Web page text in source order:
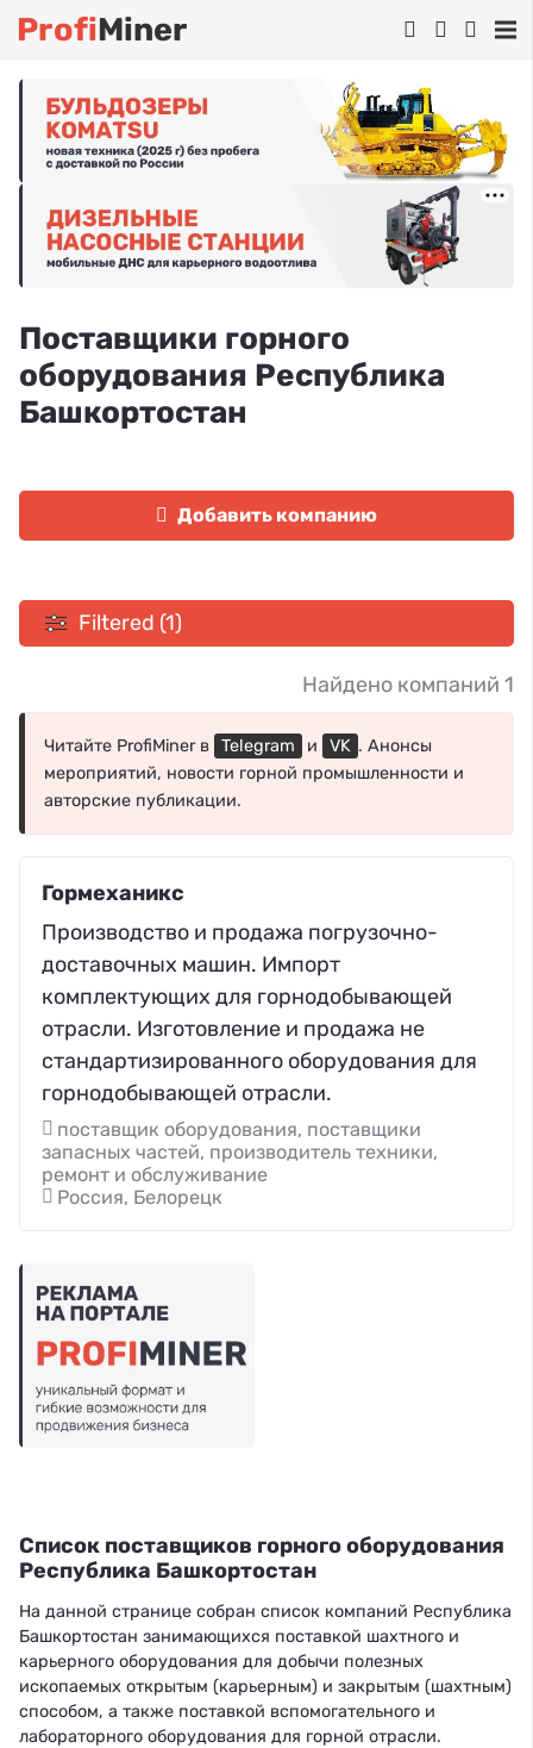
ProfiMiner
Поставщики горного
оборудования Республика
Башкортостан
Добавить компанию
Filtered (1)
Найдено компаний 1
Читайте ProfiMiner в Telegram и VK . Анонсы
мероприятий, новости горной промышленности и
авторские публикации.
Гормеханикс
Производство и продажа погрузочно-
доставочных машин. Импорт
комплектующих для горнодобывающей
отрасли. Изготовление и продажа не
стандартизированного оборудования для
горнодобывающей отрасли.
поставщик оборудования, поставщики
запасных частей, производитель техники,
ремонт и обслуживание
Россия, Белорецк
Список поставщиков горного оборудования
Республика Башкортостан
На данной странице собран список компаний Республика
Башкортостан занимающихся поставкой шахтного и
карьерного оборудования для добычи полезных
ископаемых открытым (карьерным) и закрытым (шахтным)
способом, а также поставкой вспомогательного и
лабораторного оборудования для горной отрасли.